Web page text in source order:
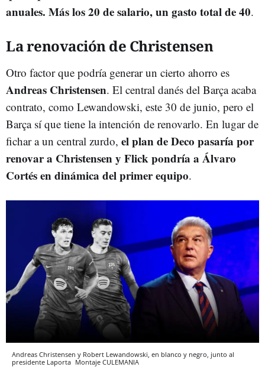
anuales. Más los 20 de salario, un gasto total de 40.
La renovación de Christensen
Otro factor que podría generar un cierto ahorro es
Andreas Christensen. El central danés del Barça acaba
contrato, como Lewandowski, este 30 de junio, pero el
Barça sí que tiene la intención de renovarlo. En lugar de
fichar a un central zurdo, el plan de Deco pasaría por
renovar a Christensen y Flick pondría a Álvaro
Cortés en dinámica del primer equipo.
Andreas Christensen y Robert Lewandowski, en blanco y negro, junto al
presidente Laporta Montaje CULEMANIA